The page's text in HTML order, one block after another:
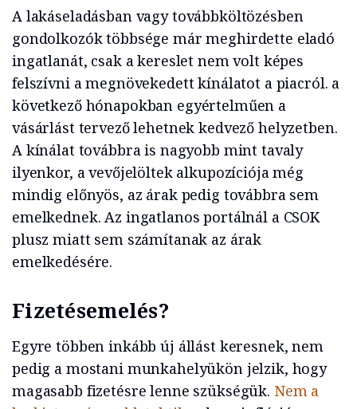
A lakáseladásban vagy továbbköltözésben
gondolkozók többsége már meghirdette eladó
ingatlanát, csak a kereslet nem volt képes
felszívni a megnövekedett kínálatot a piacról. a
következő hónapokban egyértelműen a
vásárlást tervező lehetnek kedvező helyzetben.
A kínálat továbbra is nagyobb mint tavaly
ilyenkor, a vevőjelöltek alkupozíciója még
mindig előnyös, az árak pedig továbbra sem
emelkednek. Az ingatlanos portálnál a CSOK
plusz miatt sem számítanak az árak
emelkedésére.
Fizetésemelés?
Egyre többen inkább új állást keresnek, nem
pedig a mostani munkahelyükön jelzik, hogy
magasabb fizetésre lenne szükségük. Nem a